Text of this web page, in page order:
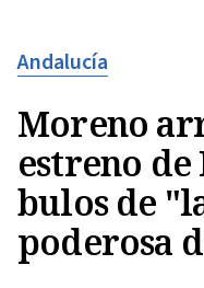
Andalucía
Moreno
estreno
bulos de
poderosa